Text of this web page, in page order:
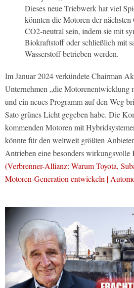
Dieses neue Triebwerk hat viel
könnten die Motoren der nächsten
CO2-neutral sein, indem sie mit
Biokraftstoff oder schließlich mit
Wasserstoff betrieben werden.
Im Januar 2024 verkündete Chairman
Unternehmen „die Motorenentwicklung
und ein neues Programm auf den Weg
Sato grünes Licht gegeben habe. Die
kommenden Motoren mit
könnte für den weltweit größten
Antrieben eine besonders wirkungsvolle
(Verbrenner-Allianz: Warum Toyota,
Motoren-Generation entwickeln |